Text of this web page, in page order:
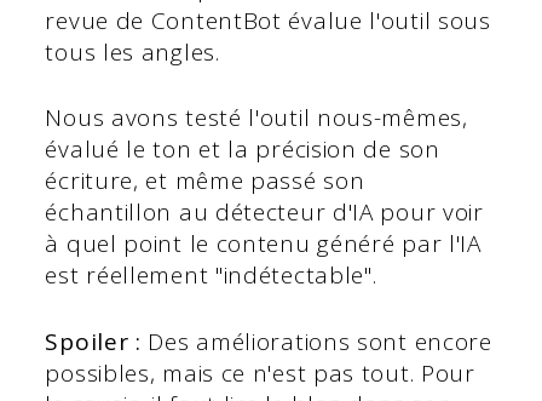
revue de ContentBot évalue l'outil sous
tous les angles.
Nous avons testé l'outil nous-mêmes,
évalué le ton et la précision de son
écriture, et même passé son
échantillon au détecteur d'IA pour voir
à quel point le contenu généré par l'IA
est réellement "indétectable".
Spoiler : Des améliorations sont encore
possibles, mais ce n'est pas tout. Pour